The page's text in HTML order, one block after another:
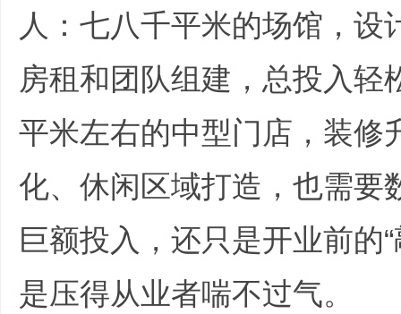
人：七八千平米的场馆，
房租和团队组建，总投入轻
平米左右的中型门店，装修
化、休闲区域打造，也需要
巨额投入，还只是开业前的
是压得从业者喘不过气。